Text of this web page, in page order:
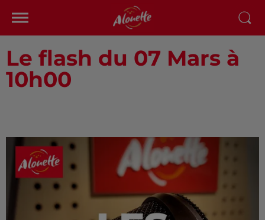
Le flash du 07 Mars à
10h00